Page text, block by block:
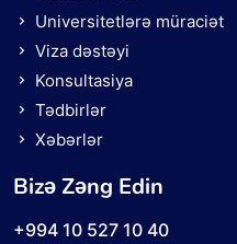
Universitetlərə müraciət
Viza dəstəyi
Konsultasiya
Tədbirlər
Xəbərlər
Bizə Zəng Edin
+994 10 527 10 40